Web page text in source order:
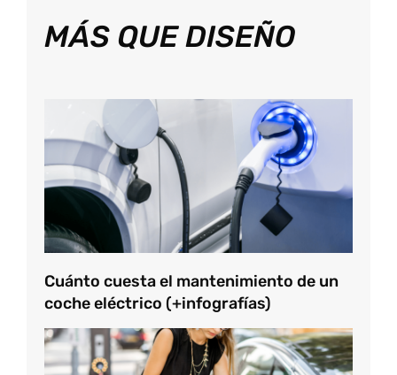
MÁS QUE DISEÑO
Cuánto cuesta el mantenimiento de un
coche eléctrico (+infografías)